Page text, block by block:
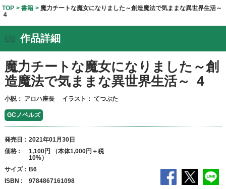
TOP 書籍
魔力チートな魔女になりました～創造魔法で気ままな異世界生活～
４
作品詳細
魔力チートな魔女になりました～創
造魔法で気ままな異世界生活～ ４
小説： アロハ座長 イラスト： てつぶた
GCノベルズ
発売日
2021年01月30日
価格
1,100円 （本体1,000円＋税
10%）
サイズ
B6
ISBN
9784867161098